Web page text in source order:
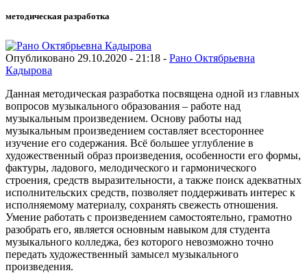
методическая разработка
Опубликовано 29.10.2020 - 21:18 - Рано Октябрьевна
Кадырова
Данная методическая разработка посвящена одной из главных
вопросов музыкального образования – работе над
музыкальным произведением. Основу работы над
музыкальным произведением составляет всестороннее
изучение его содержания. Всё большее углубление в
художественный образ произведения, особенности его формы,
фактуры, ладового, мелодического и гармонического
строения, средств выразительности, а также поиск адекватных
исполнительских средств, позволяет поддерживать интерес к
исполняемому материалу, сохранять свежесть отношения.
Умение работать с произведением самостоятельно, грамотно
разобрать его, является основным навыком для студента
музыкального колледжа, без которого невозможно точно
передать художественный замысел музыкального
произведения.